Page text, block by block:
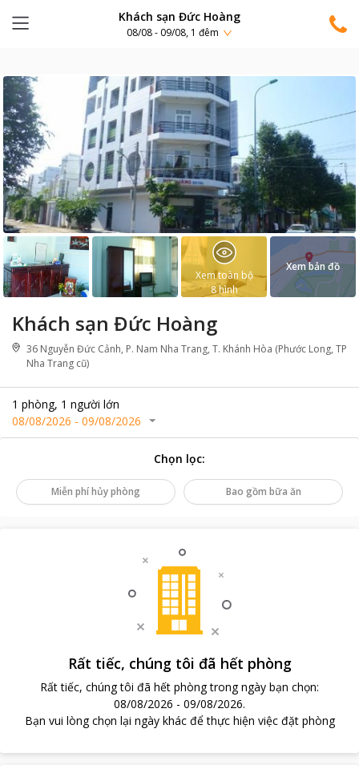
Khách sạn Đức Hoàng
08/08 - 09/08, 1 đêm
Khách sạn Đức Hoàng
36 Nguyễn Đức Cảnh, P. Nam Nha Trang, T. Khánh Hòa (Phước Long, TP
Nha Trang cũ)
1 phòng, 1 người lớn
08/08/2026 - 09/08/2026
Xem toàn bộ
8hình
Xem bản đồ
Chọn lọc:
Miễn phí hủy phòng Bao gồm bữa ăn
Rất tiếc, chúng tôi đã hết phòng
Rất tiếc, chúng tôi đã hết phòng trong ngày bạn chọn:
08/08/2026 - 09/08/2026.
Bạn vui lòng chọn lại ngày khác để thực hiện việc đặt phòng